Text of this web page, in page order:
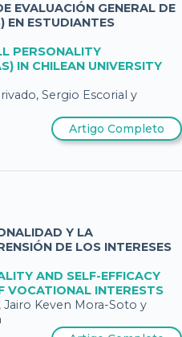
EVALUACIÓN GENERAL DE
EN ESTUDIANTES
PERSONALITY
IN CHILEAN UNIVERSITY
Sergio Escorial y
Artigo Completo
Y LA
DE LOS INTERESES
AND SELF-EFFICACY
VOCATIONAL INTERESTS
Jairo Keven Mora-Soto y